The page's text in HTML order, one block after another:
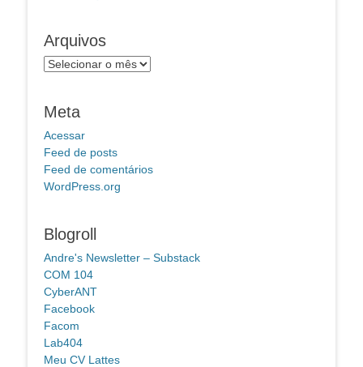
Arquivos
Arquivos
Meta
Acessar
Feed de posts
Feed de comentários
WordPress.org
Blogroll
Andre's Newsletter – Substack
COM 104
CyberANT
Facebook
Facom
Lab404
Meu CV Lattes